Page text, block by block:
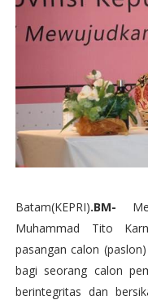
Batam(KEPRI).BM-
Muhammad Tito
pasangan calon
bagi seorang calon
berintegritas dan